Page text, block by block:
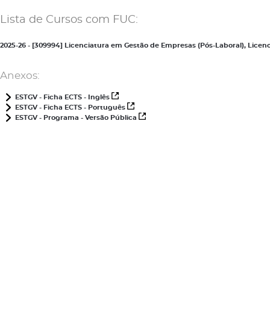
Lista de Cursos com FUC:
2025-26 - [309994] Licenciatura em Gestão de Empresas (Pós-Laboral),
Anexos:
ESTGV - Ficha ECTS - Inglês
ESTGV - Ficha ECTS - Português
ESTGV - Programa - Versão Pública